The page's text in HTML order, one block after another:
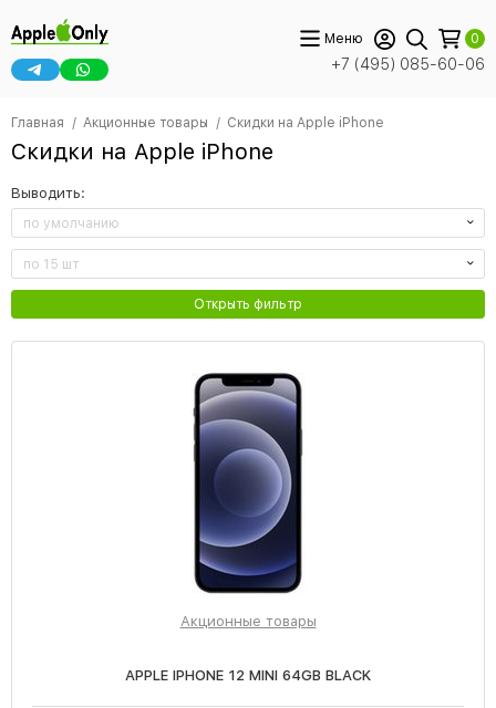
+7 (495) 085-60-06
Меню 0
Главная Акционные товары Скидки на Apple iPhone
Скидки на Apple iPhone
Выводить:
по умолчанию
по 15 шт
Открыть фильтр
Акционные товары
APPLE IPHONE 12 MINI 64GB BLACK